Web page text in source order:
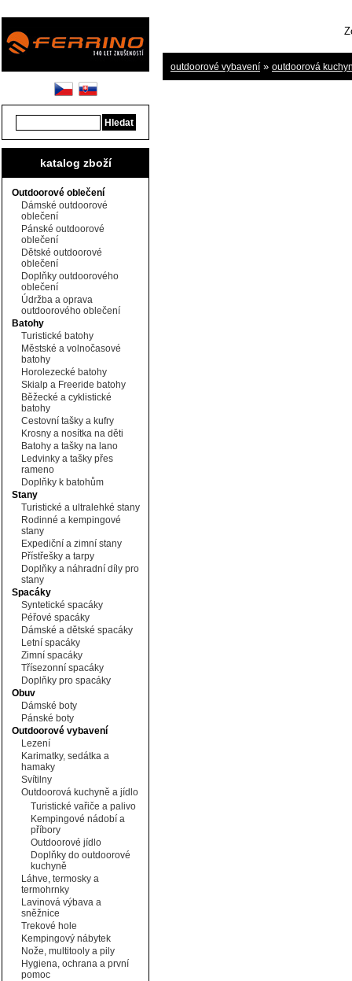
katalog zboží
Outdoorové oblečení
Dámské outdoorové
oblečení
Pánské outdoorové
oblečení
Dětské outdoorové
oblečení
Doplňky outdoorového
oblečení
Údržba a oprava
outdoorového oblečení
Batohy
Turistické batohy
Městské a volnočasové
batohy
Horolezecké batohy
Skialp a Freeride batohy
Běžecké a cyklistické
batohy
Cestovní tašky a kufry
Krosny a nosítka na děti
Batohy a tašky na lano
Ledvinky a tašky přes
rameno
Doplňky k batohům
Stany
Turistické a ultralehké stany
Rodinné a kempingové
stany
Expediční a zimní stany
Přístřešky a tarpy
Doplňky a náhradní díly pro
stany
Spacáky
Syntetické spacáky
Péřové spacáky
Dámské a dětské spacáky
Letní spacáky
Zimní spacáky
Třísezonní spacáky
Doplňky pro spacáky
Obuv
Dámské boty
Pánské boty
Outdoorové vybavení
Lezení
Karimatky, sedátka a
hamaky
Svítilny
Outdoorová kuchyně a jídlo
Turistické vařiče a palivo
Kempingové nádobí a
příbory
Outdoorové jídlo
Doplňky do outdoorové
kuchyně
Láhve, termosky a
termohrnky
Lavinová výbava a
sněžnice
Trekové hole
Kempingový nábytek
Nože, multitooly a pily
Hygiena, ochrana a první
pomoc
outdoorové vybavení » outdoorová